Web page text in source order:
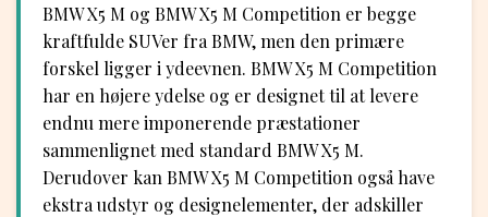
BMW X5 M og BMW X5 M Competition er begge
kraftfulde SUVer fra BMW, men den primære
forskel ligger i ydeevnen. BMW X5 M Competition
har en højere ydelse og er designet til at levere
endnu mere imponerende præstationer
sammenlignet med standard BMW X5 M.
Derudover kan BMW X5 M Competition også have
ekstra udstyr og designelementer, der adskiller